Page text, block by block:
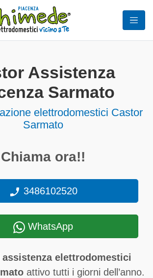
Assistenza
Sarmato
elettrodomestici Castor
Sarmato
Chiama ora!!
3486102520
WhatsApp
assistenza elettrodomestici
attivo tutti i giorni dell’anno.